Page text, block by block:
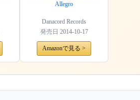
Allegro
Danacord Records
発売日 2014-10-17
Amazonで見る >